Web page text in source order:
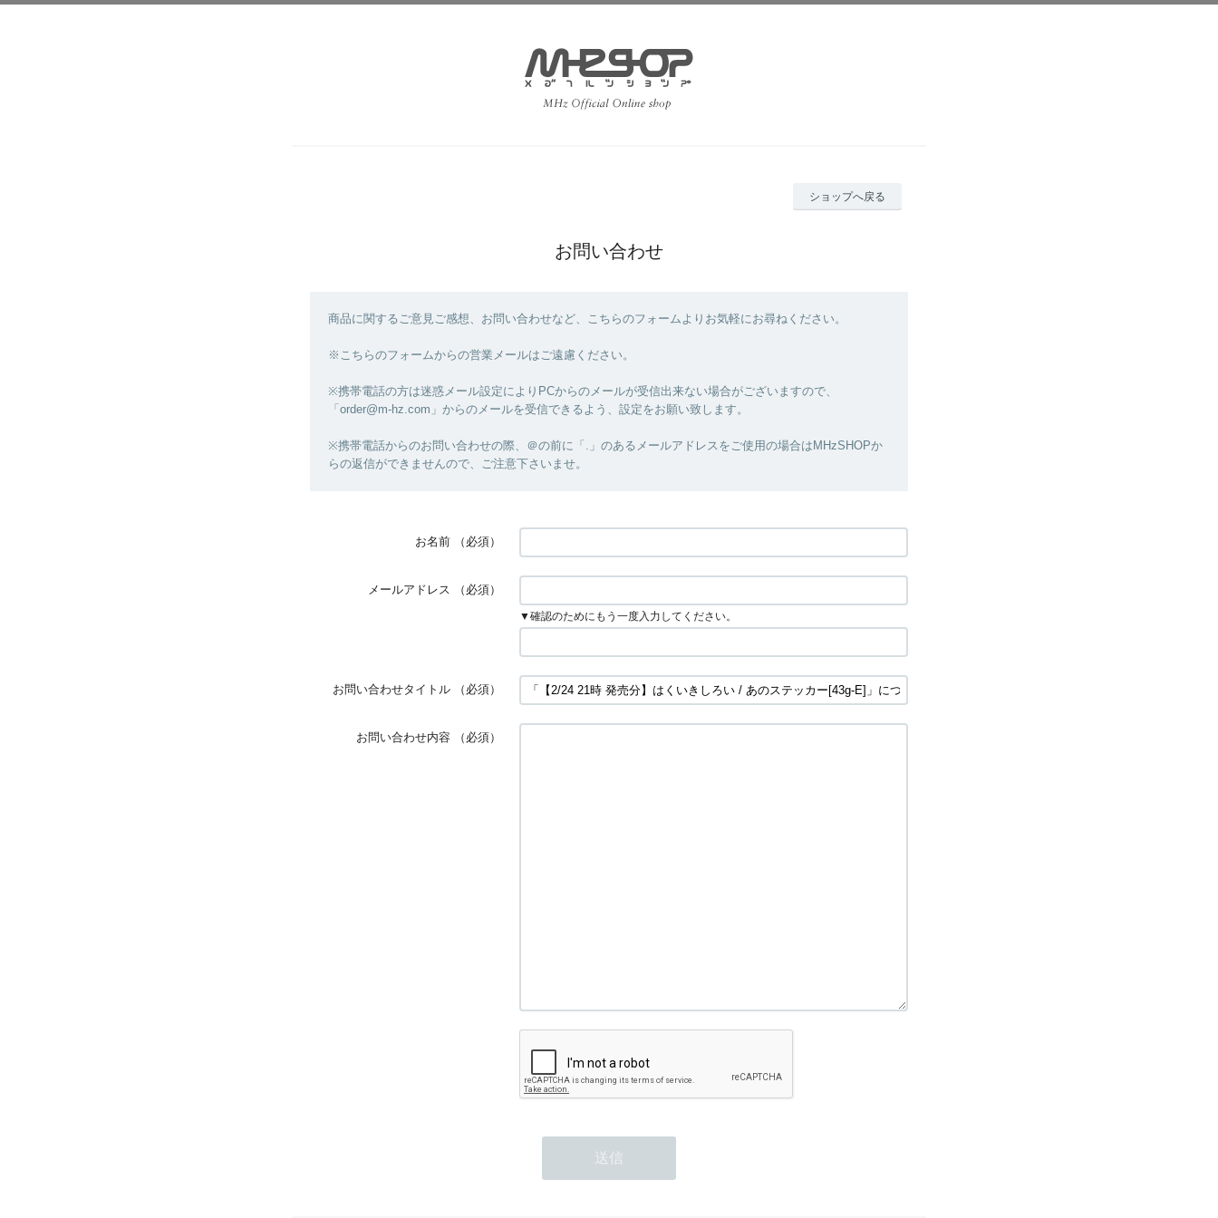
ショップへ戻る
お問い合わせ
商品に関するご意見ご感想、お問い合わせなど、こちらのフォームよりお気軽にお尋ねください。
※こちらのフォームからの営業メールはご遠慮ください。
※携帯電話の方は迷惑メール設定によりPCからのメールが受信出来ない場合がございますので、
「order@m-hz.com」からのメールを受信できるよう、設定をお願い致します。
※携帯電話からのお問い合わせの際、＠の前に「.」のあるメールアドレスをご使用の場合はMHzSHOPか
らの返信ができませんので、ご注意下さいませ。
お名前 （必須）
メールアドレス （必須）
▼確認のためにもう一度入力してください。
お問い合わせタイトル （必須）
お問い合わせ内容 （必須）